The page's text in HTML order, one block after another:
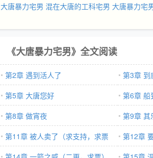
大唐暴力宅男 混在大唐的工科宅男 大唐暴力宅
《大唐暴力宅男》全文阅读
第2章 遇到活人了
第3章 到
第5章 大唐您好
第6章 船
第8章 做宵夜
第9章 其
第11章 被人卖了（求支持，求票
第12章